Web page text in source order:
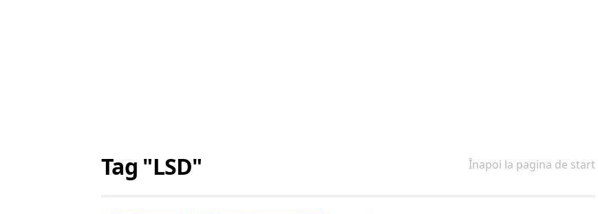
Înapoi la pagina de start
Tag "LSD"